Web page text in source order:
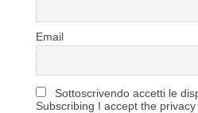
Email
Sottoscrivendo accetti le
Subscribing I accept the